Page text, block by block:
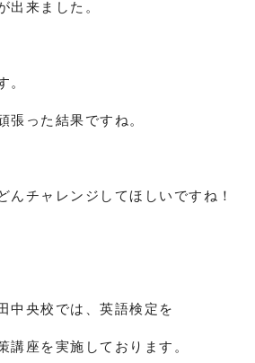
出来ました。
。
張った結果ですね。
んチャレンジしてほしいですね！
中央校では、英語検定を
講座を実施しております。